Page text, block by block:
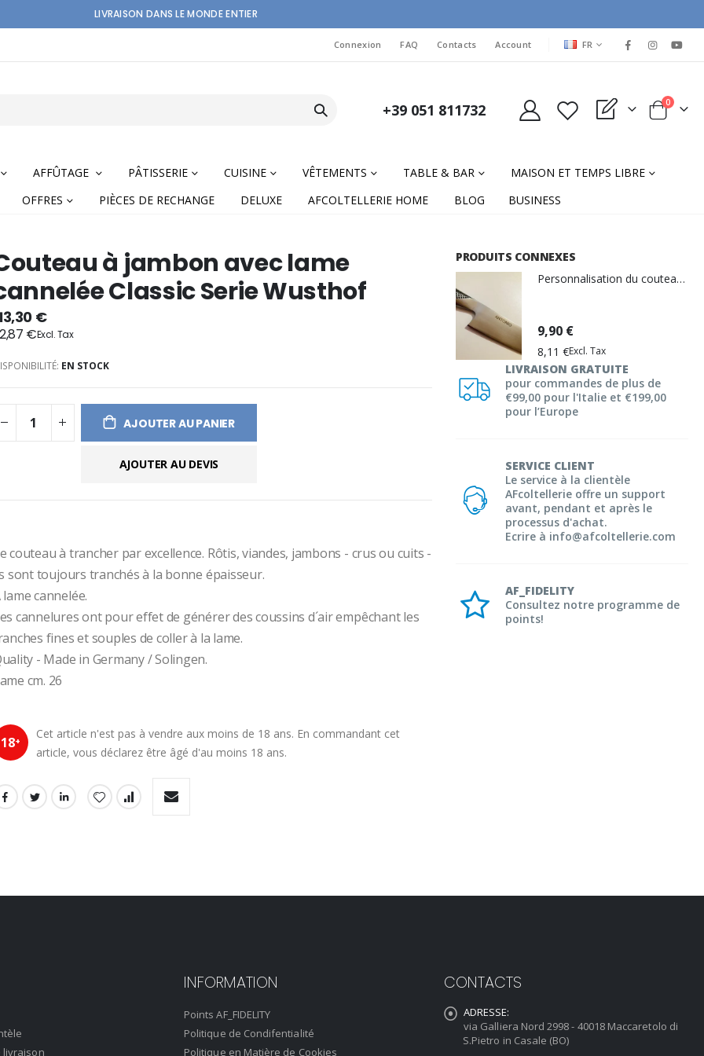
LIVRAISON DANS LE MONDE ENTIER
Connexion FAQ Contacts Account LANGUAGE
FR
+39 051 811732 My Quote Cart
0items
AFFÛTAGE PÂTISSERIE CUISINE VÊTEMENTS TABLE & BAR
MAISON ET TEMPS LIBRE
OFFRES PIÈCES DE RECHANGE DELUXE AFCOLTELLERIE HOME BLOG BUSINESS
PRODUITS CONNEXES
Personnalisation du couteau de gravure laser
9,90 €
8,11 €
LIVRAISON GRATUITE
pour commandes de plus de
€99,00 pour l'Italie et €199,00
pour l’Europe
SERVICE CLIENT
Le service à la clientèle
AFcoltellerie offre un support
avant, pendant et après le
processus d'achat.
Ecrire à info@afcoltellerie.com
AF_FIDELITY
Consultez notre programme de
points!
à jambon avec lame
Classic Serie Wusthof
€
€
EN STOCK
AJOUTER AU PANIER
AJOUTER AU DEVIS
couteau à trancher par excellence. Rôtis, viandes, jambons - crus ou cuits -
sont toujours tranchés à la bonne épaisseur.
lame cannelée.
cannelures ont pour effet de générer des coussins d´air empêchant les
fines et souples de coller à la lame.
- Made in Germany / Solingen.
cm. 26
18+
Cet article n'est pas à vendre aux moins de 18 ans. En commandant cet
article, vous déclarez être âgé d'au moins 18 ans.
livraison
INFORMATION
Points AF_FIDELITY
Politique de Condifentialité
Politique en Matière de Cookies
CONTACTS
ADRESSE:
via Galliera Nord 2998 - 40018 Maccaretolo di
S.Pietro in Casale (BO)